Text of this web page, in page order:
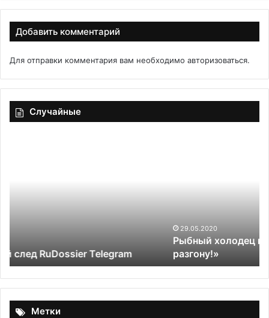
Добавить комментарий
Для отправки комментария вам необходимо авторизоваться.
Случайные
Рыбный холодец в томатном желе «Для
разгону!»
Метки